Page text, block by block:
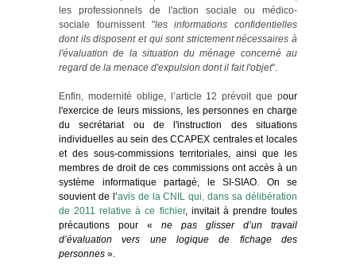
les professionnels de l'action sociale ou médico-
sociale fournissent "les informations confidentielles
dont ils disposent et qui sont strictement nécessaires à
l'évaluation de la situation du ménage concerné au
regard de la menace d'expulsion dont il fait l'objet".
Enfin, modernité oblige, l’article 12 prévoit que pour
l'exercice de leurs missions, les personnes en charge
du secrétariat ou de l'instruction des situations
individuelles au sein des CCAPEX centrales et locales
et des sous-commissions territoriales, ainsi que les
membres de droit de ces commissions ont accès à un
système informatique partagé, le SI-SIAO. On se
souvient de l’avis de la CNIL qui, dans sa délibération
de 2011 relative à ce fichier, invitait à prendre toutes
précautions pour « ne pas glisser d’un travail
d’évaluation vers une logique de fichage des
personnes ».